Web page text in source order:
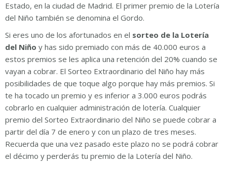
Estado, en la ciudad de Madrid. El primer premio de la Lotería
del Niño también se denomina el Gordo.
Si eres uno de los afortunados en el sorteo de la Lotería
del Niño y has sido premiado con más de 40.000 euros a
estos premios se les aplica una retención del 20% cuando se
vayan a cobrar. El Sorteo Extraordinario del Niño hay más
posibilidades de que toque algo porque hay más premios. Si
te ha tocado un premio y es inferior a 3.000 euros podrás
cobrarlo en cualquier administración de lotería. Cualquier
premio del Sorteo Extraordinario del Niño se puede cobrar a
partir del día 7 de enero y con un plazo de tres meses.
Recuerda que una vez pasado este plazo no se podrá cobrar
el décimo y perderás tu premio de la Lotería del Niño.